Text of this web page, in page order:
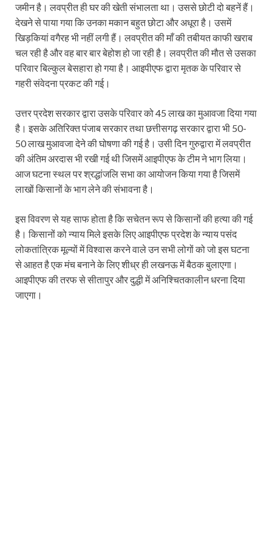
जमीन है। लवप्रीत ही घर की खेती संभालता था। उससे छोटी दो बहनें हैं।
देखने से पाया गया कि उनका मकान बहुत छोटा और अधूरा है। उसमें
खिड़कियां वगैरह भी नहीं लगी हैं। लवप्रीत की माँ की तबीयत काफी खराब
चल रही है और वह बार बार बेहोश हो जा रही है। लवप्रीत की मौत से उसका
परिवार बिल्कुल बेसहारा हो गया है। आइपीएफ द्वारा मृतक के परिवार से
गहरी संवेदना प्रकट की गई।
उत्तर प्रदेश सरकार द्वारा उसके परिवार को 45 लाख का मुआवजा दिया गया
है। इसके अतिरिक्त पंजाब सरकार तथा छत्तीसगढ़ सरकार द्वारा भी 50-
50 लाख मुआवजा देने की घोषणा की गई है। उसी दिन गुरुद्वारा में लवप्रीत
की अंतिम अरदास भी रखी गई थी जिसमें आइपीएफ के टीम ने भाग लिया।
आज घटना स्थल पर श्रद्धांजलि सभा का आयोजन किया गया है जिसमें
लाखों किसानों के भाग लेने की संभावना है।
इस विवरण से यह साफ होता है कि सचेतन रूप से किसानों की हत्या की गई
है। किसानों को न्याय मिले इसके लिए आइपीएफ प्रदेश के न्याय पसंद
लोकतांत्रिक मूल्यों में विश्वास करने वाले उन सभी लोगों को जो इस घटना
से आहत है एक मंच बनाने के लिए शीध्र ही लखनऊ में बैठक बुलाएगा।
आइपीएफ की तरफ से सीतापुर और दुद्धी में अनिश्चितकालीन धरना दिया
जाएगा।